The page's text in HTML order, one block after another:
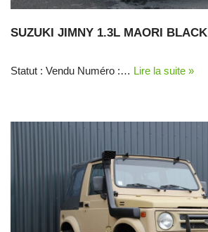
SUZUKI JIMNY 1.3L MAORI BLACK
Statut : Vendu Numéro :… Lire la suite »